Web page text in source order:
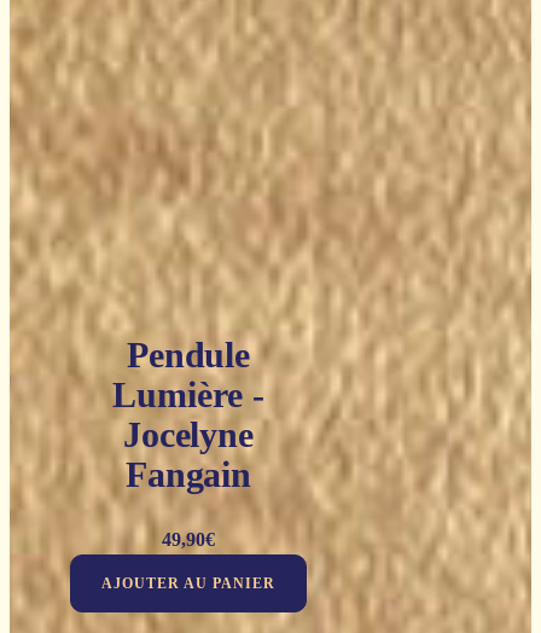
Pendule
Lumière -
Jocelyne
Fangain
49,90€
AJOUTER AU PANIER